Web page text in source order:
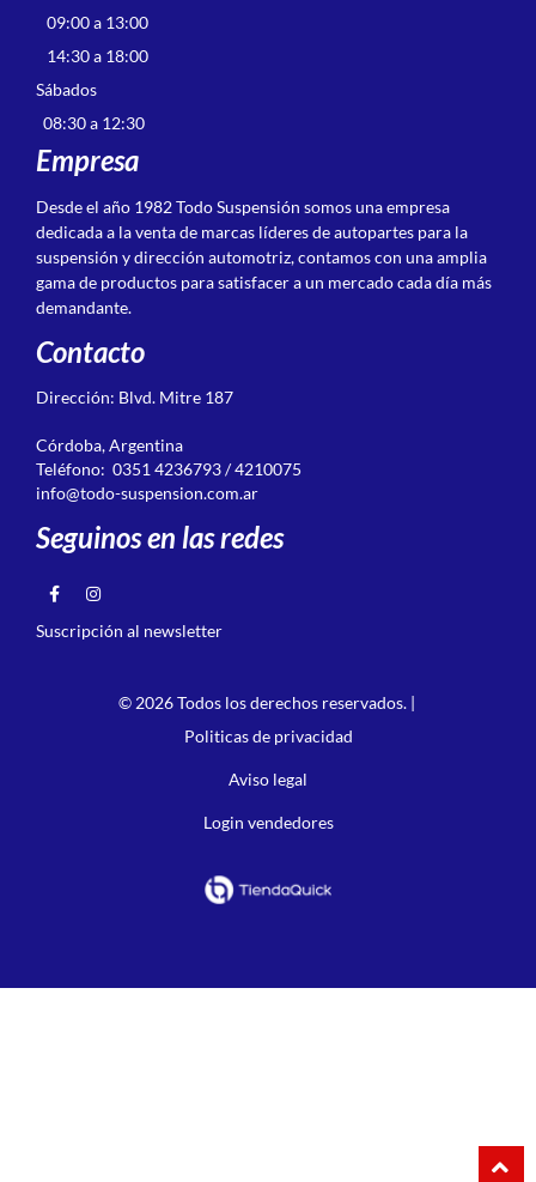
09:00 a 13:00
14:30 a 18:00
Sábados
08:30 a 12:30
Empresa
Desde el año 1982 Todo Suspensión somos una empresa
dedicada a la venta de marcas líderes de autopartes para la
suspensión y dirección automotriz, contamos con una amplia
gama de productos para satisfacer a un mercado cada día más
demandante.
Contacto
Dirección: Blvd. Mitre 187
Córdoba, Argentina
Teléfono: 0351 4236793 / 4210075
info@todo-suspension.com.ar
Seguinos en las redes
Suscripción al newsletter
© 2026 Todos los derechos reservados. |
Politicas de privacidad
Aviso legal
Login vendedores